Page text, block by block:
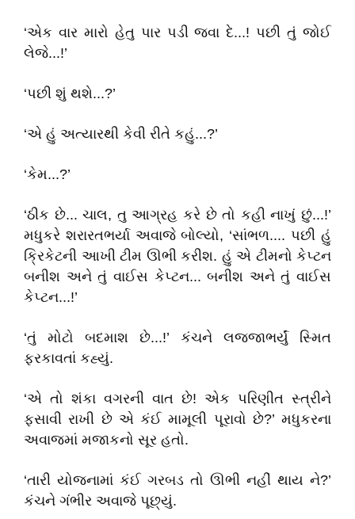
‘એક વાર મારો હેતુ પાર પડી જવા દે...! પછી તું જોઈ
લેજે...!’
‘પછી શું થશે...?’
‘એ હું અત્યારથી કેવી રીતે કહું...?’
‘કેમ...?’
‘ઠીક છે... ચાલ, તુ આગ્રહ કરે છે તો કહી નાખું છું...!’
મધુકરે શરારતભર્યા અવાજે બોલ્યો, ‘સાંભળ.... પછી હું
ક્રિકેટની આખી ટીમ ઊભી કરીશ. હું એ ટીમનો કેપ્ટન
બનીશ અને તું વાઈસ કેપ્ટન... બનીશ અને તું વાઈસ
કેપ્ટન...!’
‘તું મોટો બદમાશ છે...!’ કંચને લજ્જાભર્યું સ્મિત
ફરકાવતાં કહ્યું.
‘એ તો શંકા વગરની વાત છે! એક પરિણીત સ્ત્રીને
ફસાવી રાખી છે એ કંઈ મામૂલી પૂરાવો છે?’ મધુકરના
અવાજમાં મજાકનો સૂર હતો.
‘તારી યોજનામાં કંઈ ગરબડ તો ઊભી નહીં થાય ને?’
કંચને ગંભીર અવાજે પૂછ્યું.